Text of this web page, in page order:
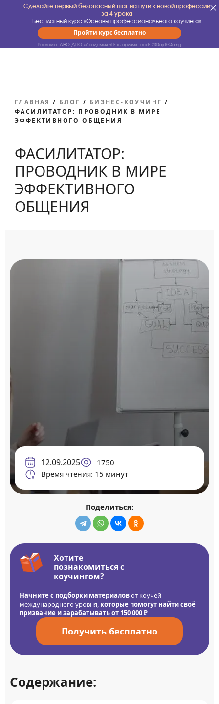
Сделайте первый безопасный шаг на пути к новой профессии
за 4 урока
Бесплатный курс «Основы профессионального коучинга»
Пройти курс бесплатно
Реклама. АНО ДПО «Академия «Пять призм». erid: 2SDnjdhQnmg
ГЛАВНАЯ / БЛОГ / БИЗНЕС-КОУЧИНГ /
ФАСИЛИТАТОР: ПРОВОДНИК В МИРЕ
ЭФФЕКТИВНОГО ОБЩЕНИЯ
ФАСИЛИТАТОР:
ПРОВОДНИК В МИРЕ
ЭФФЕКТИВНОГО
ОБЩЕНИЯ
12.09.2025
1750
Время чтения: 15 минут
Поделиться:
Хотите
познакомиться с
коучингом?
Начните с подборки материаловот коучей
международного уровня, которые помогут найти своё
призвание и зарабатывать от 150 000 ₽
Получить бесплатно
Содержание: